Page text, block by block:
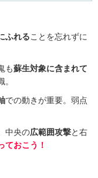
ふれることを忘れずに
も蘇生対象に含まれて
。
での動きが重要。弱点
中央の広範囲攻撃と右
ておこう！